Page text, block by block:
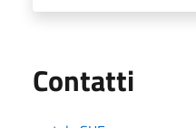
Contatti